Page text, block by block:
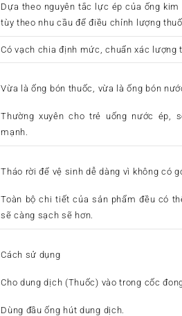
Dựa theo nguyên tắc lực ép của ống
tùy theo nhu cầu để điều chỉnh lượng
Có vạch chia định mức, chuẩn xác lượng
Vừa là ống bón thuốc, vừa là ống bón
Thường xuyên cho trẻ uống nước ép,
mạnh.
Tháo rời để vệ sinh dễ dàng vì không có
Toàn bộ chi tiết của sản phẩm đều có
sẽ càng sạch sẽ hơn.
Cách sử dụng
Cho dung dịch (Thuốc) vào trong cốc
Dùng đầu ống hút dung dịch.